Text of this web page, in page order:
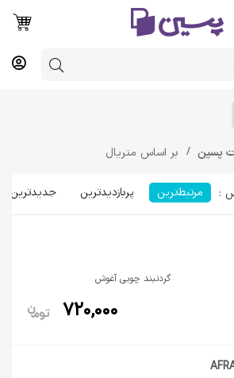
پسین بر اساس متریال
مرتبط‌ترین پربازدیدترین جدیدترین
گردنبند چوبی آغوش
720,000